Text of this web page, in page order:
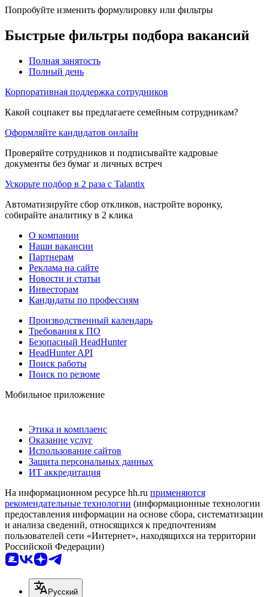
Попробуйте изменить формулировку или фильтры
Быстрые фильтры подбора вакансий
Полная занятость
Полный день
Корпоративная поддержка сотрудников
Какой соцпакет вы предлагаете семейным сотрудникам?
Оформляйте кандидатов онлайн
Проверяйте сотрудников и подписывайте кадровые
документы без бумаг и личных встреч
Ускорьте подбор в 2 раза с Talantix
Автоматизируйте сбор откликов, настройте воронку,
собирайте аналитику в 2 клика
О компании
Наши вакансии
Партнерам
Реклама на сайте
Новости и статьи
Инвесторам
Кандидаты по профессиям
Производственный календарь
Требования к ПО
Безопасный HeadHunter
HeadHunter API
Поиск работы
Поиск по резюме
Мобильное приложение
Этика и комплаенс
Оказание услуг
Использование сайтов
Защита персональных данных
ИТ аккредитация
На информационном ресурсе hh.ru применяются
рекомендательные технологии (информационные технологии
предоставления информации на основе сбора, систематизации
и анализа сведений, относящихся к предпочтениям
пользователей сети «Интернет», находящихся на территории
Российской Федерации)
Русский